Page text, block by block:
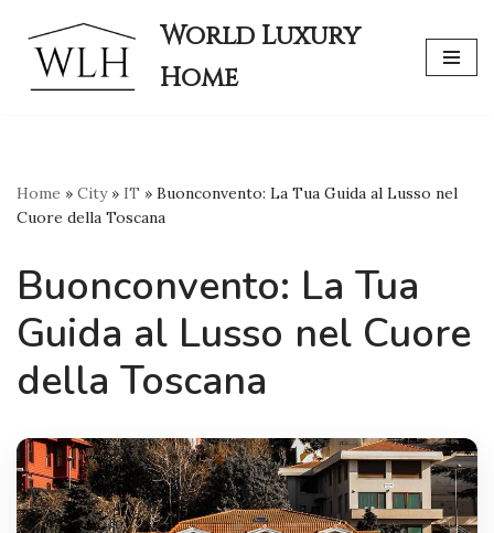
Skip
to
World Luxury
Home
Home » City» IT » Buonconvento: La Tua Guida al Lusso nel
Cuore della Toscana
Buonconvento: La Tua
Guida al Lusso nel Cuore
della Toscana